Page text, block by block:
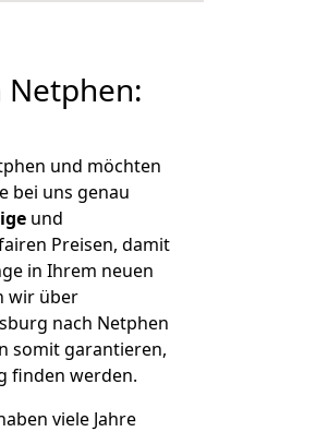
Netphen:
und möchten
bei uns genau
und
Preisen, damit
in Ihrem neuen
wir über
nach Netphen
somit garantieren,
finden werden.
viele Jahre